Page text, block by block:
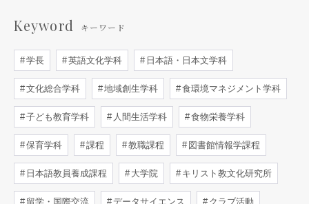
Keyword キーワード
学長 英語文化学科 日本語・日本文学科
文化総合学科 地域創生学科 食環境マネジメント学科
子ども教育学科 人間生活学科 食物栄養学科
保育学科 課程 教職課程 図書館情報学課程
日本語教員養成課程 大学院 キリスト教文化研究所
留学・国際交流 データサイエンス クラブ活動